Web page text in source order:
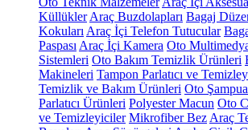
Küllükler Araç Buzdolapları Bagaj
Kokuları Araç İçi Telefon Tutucular
Paspası Araç İçi Kamera Oto
Sistemleri Oto Bakım Temizlik Ürünleri
Makineleri Tampon Parlatıcı ve
Temizlik ve Bakım Ürünleri Oto
Parlatıcı Ürünleri Polyester Macun Oto
ve Temizleyiciler Mikrofiber Bez Araç